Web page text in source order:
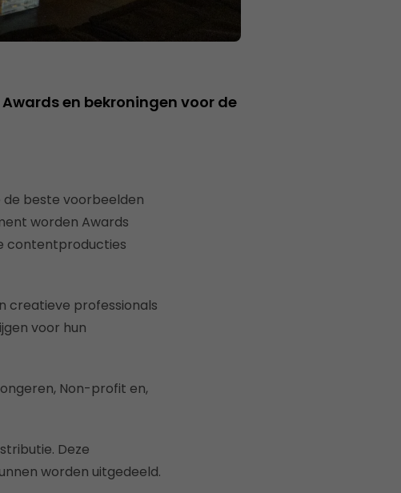
en bekroningen voor de
de beste voorbeelden
worden Awards
contentproducties
creatieve professionals
voor hun
Non-profit en,
Deze
worden uitgedeeld.